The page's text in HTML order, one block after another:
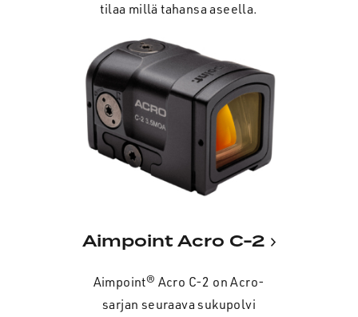
tilaa millä tahansa aseella.
Aimpoint Acro C-2
Aimpoint® Acro C-2 on Acro-
sarjan seuraava sukupolvi